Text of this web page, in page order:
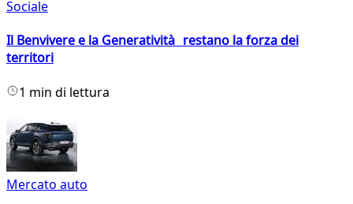
Sociale
Il Benvivere e la Generatività restano la forza dei
territori
1 min di lettura
Mercato auto